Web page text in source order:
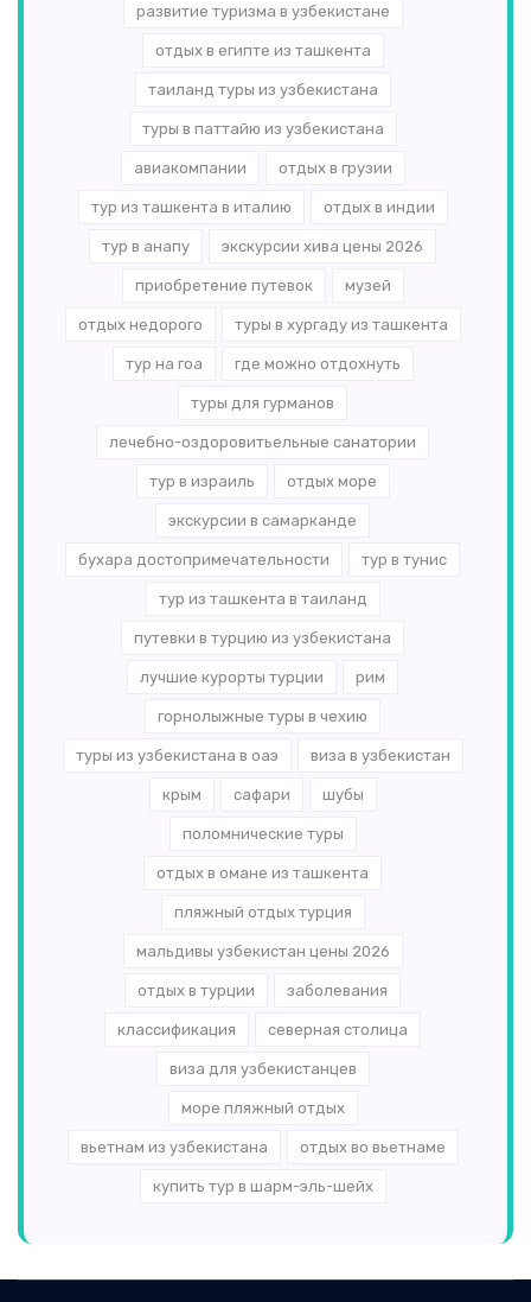
развитие туризма в узбекистане
отдых в египте из ташкента
таиланд туры из узбекистана
туры в паттайю из узбекистана
авиакомпании отдых в грузии
тур из ташкента в италию отдых в индии
тур в анапу экскурсии хива цены 2026
приобретение путевок музей
отдых недорого туры в хургаду из ташкента
тур на гоа где можно отдохнуть
туры для гурманов
лечебно-оздоровитьельные санатории
тур в израиль отдых море
экскурсии в самарканде
бухара достопримечательности тур в тунис
тур из ташкента в таиланд
путевки в турцию из узбекистана
лучшие курорты турции рим
горнолыжные туры в чехию
туры из узбекистана в оаэ виза в узбекистан
крым сафари шубы
поломнические туры
отдых в омане из ташкента
пляжный отдых турция
мальдивы узбекистан цены 2026
отдых в турции заболевания
классификация северная столица
виза для узбекистанцев
море пляжный отдых
вьетнам из узбекистана отдых во вьетнаме
купить тур в шарм-эль-шейх